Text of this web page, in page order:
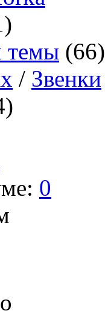
темы
/ Звенки
0